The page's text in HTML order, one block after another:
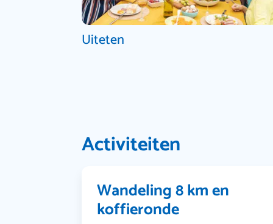
Uiteten
Activiteiten
Wandeling 8 km en
koffieronde